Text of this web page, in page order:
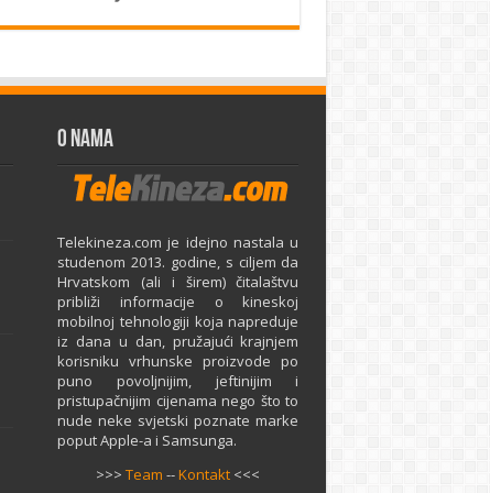
O Nama
Telekineza.com je idejno nastala u
studenom 2013. godine, s ciljem da
Hrvatskom (ali i širem) čitalaštvu
približi informacije o kineskoj
mobilnoj tehnologiji koja napreduje
iz dana u dan, pružajući krajnjem
korisniku vrhunske proizvode po
puno povoljnijim, jeftinijim i
pristupačnijim cijenama nego što to
nude neke svjetski poznate marke
poput Apple-a i Samsunga.
>>>Team --Kontakt <<<